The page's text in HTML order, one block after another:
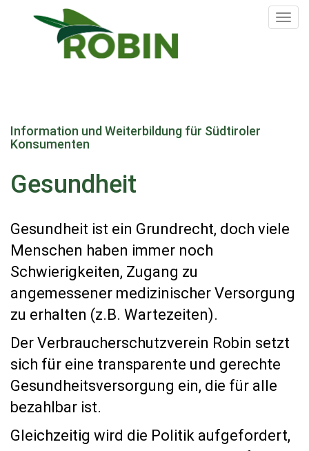
zum
Inhalt
Information und Weiterbildung für Südtiroler
Konsumenten
Gesundheit
Gesundheit ist ein Grundrecht, doch viele
Menschen haben immer noch
Schwierigkeiten, Zugang zu
angemessener medizinischer Versorgung
zu erhalten (z.B. Wartezeiten).
Der Verbraucherschutzverein Robin setzt
sich für eine transparente und gerechte
Gesundheitsversorgung ein, die für alle
bezahlbar ist.
Gleichzeitig wird die Politik aufgefordert,